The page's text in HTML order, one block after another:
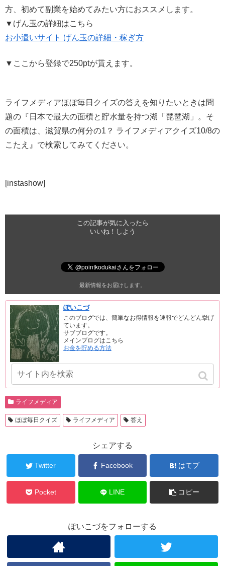
方、初めて副業を始めてみたい方におススメします。
▼げん玉の詳細はこちら
お小遣いサイト げん玉の詳細・稼ぎ方
▼ここから登録で250ptが貰えます。
ライフメディアほぼ毎日クイズの答えを知りたいときは問
題の『日本で最大の面積と貯水量を持つ湖「琵琶湖」。そ
の面積は、滋賀県の何分の1？ ライフメディアクイズ10/8の
こたえ』で検索してみてください。
[instashow]
この記事が気に入ったら
いいね！しよう
最新情報をお届けします。
ぽいこづ
このブログでは、簡単なお得情報を速報でどんどん挙げ
ています。
サブブログです。
メインブログはこちら
お金を貯める方法
ライフメディア
ほぼ毎日クイズ ライフメディア 答え
シェアする
Twitter Facebook はてブ
Pocket LINE コピー
ぽいこづをフォローする